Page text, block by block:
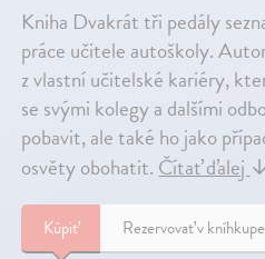
Kniha Dvakrát tři pedály
práce učitele autoškoly.
z vlastní učitelské kariéry,
se svými kolegy a dalšími
pobavit, ale také ho jako
osvěty obohatit. Čítať ďalej ↓
Kúpiť Rezervovať v